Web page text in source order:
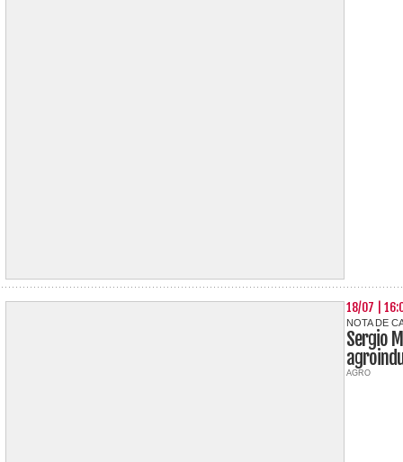
18/07 |
NOTA DE
Sergio
AGRO